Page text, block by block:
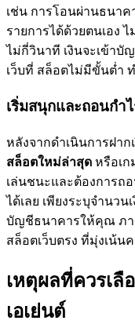
เช่น การโอนผ่านธนาค
รายการได้ด้วยตนเอง
ไม่กี่วินาที เงินจะเข้าบั
เว็บที่ สล็อตไม่มีขั้นต่ำ
เริ่มสนุกและถอนกำ
หลังจากดำเนินการฝา
สล็อตใหม่ล่าสุด หรือเ
เล่นชนะและต้องการถ
ได้เลย เพียงระบุจำนว
บัญชีธนาคารให้คุณ ภา
สล็อตเว็บตรง ที่มุ่งเน้น
เหตุผลที่ควรเลื
เอเย่นต์